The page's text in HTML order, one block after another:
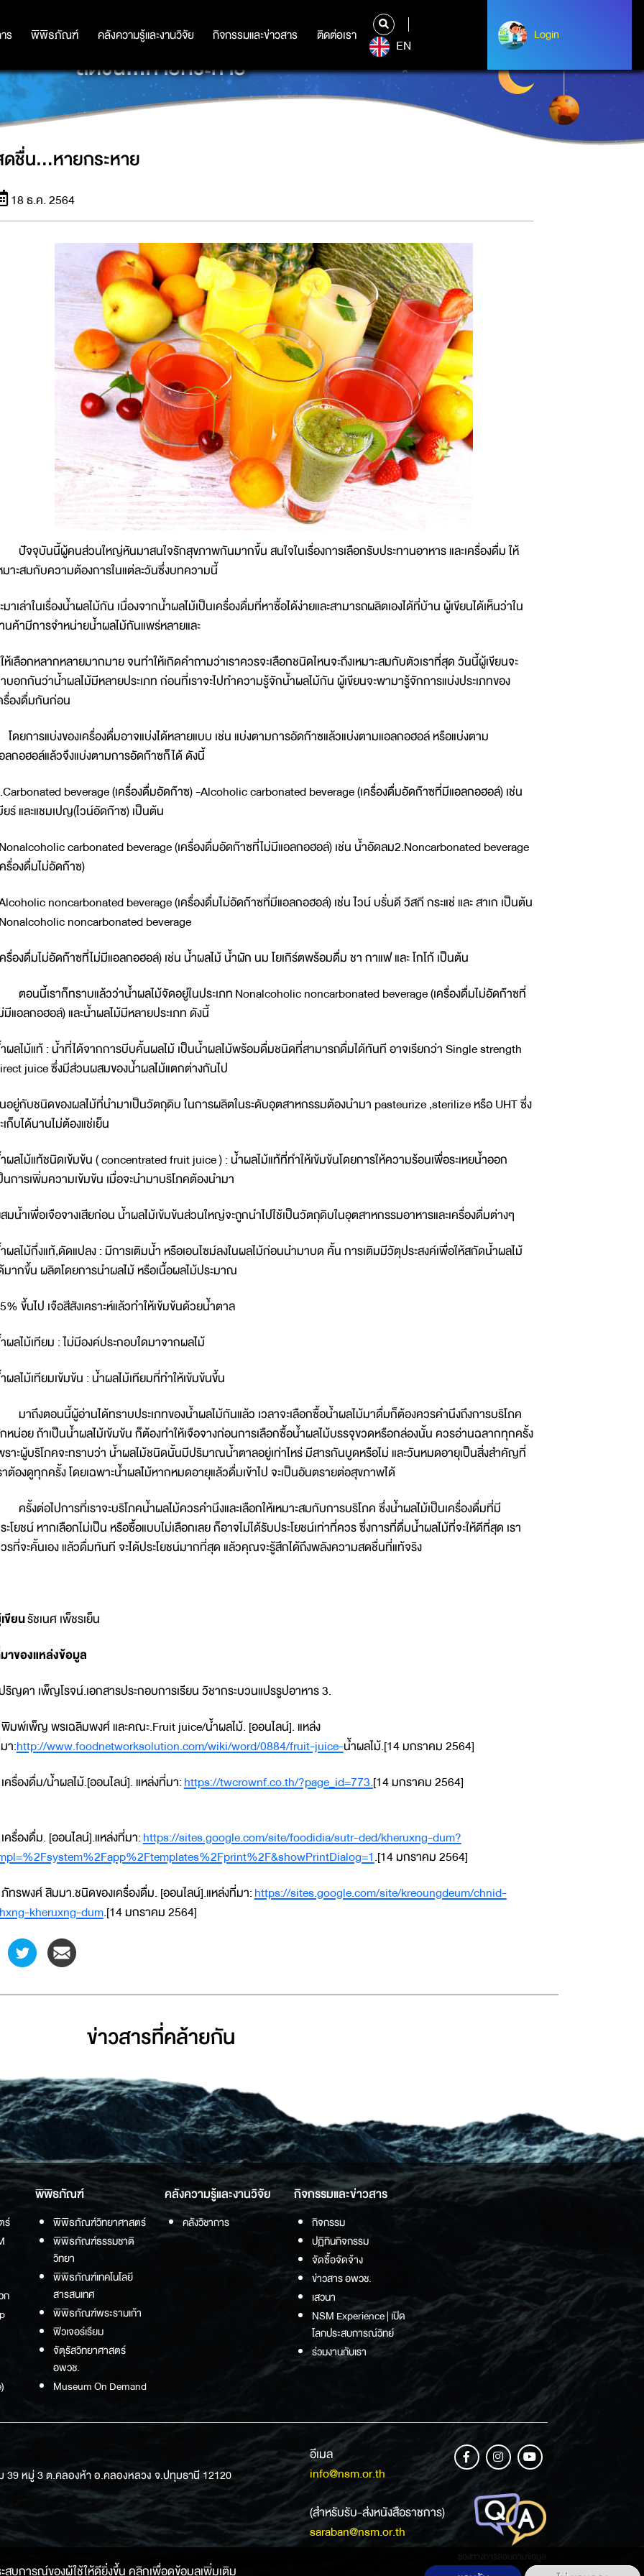
ร พิพิธภัณฑ์ คลังความรู้และงานวิจัย กิจกรรมและข่าวสาร ติดต่อเรา
ร พิพิธภัณฑ์ คลังความรู้และงานวิจัย กิจกรรมและข่าวสาร ติดต่อเรา
EN
Login
Login
สดชื่น...หายกระหาย
ชื่น...หายกระหาย
18 ธ.ค. 2564
ปัจจุบันนี้ผู้คนส่วนใหญ่หันมาสนใจรักสุขภาพกันมากขึ้น สนใจในเรื่องการเลือกรับประทานอาหาร และเครื่องดื่ม ให้
มาะสมกับความต้องการในแต่ละวันซึ่งบทความนี้
มาเล่าในเรื่องน้ำผลไม้กัน เนื่องจากน้ำผลไม้เป็นเครื่องดื่มที่หาซื้อได้ง่ายและสามารถผลิตเองได้ที่บ้าน ผู้เขียนได้เห็นว่าใน
นค้ามีการจำหน่ายน้ำผลไม้กันแพร่หลายและ
ห้เลือกหลากหลายมากมาย จนทำให้เกิดคำถามว่าเราควรจะเลือกชนิดไหนจะถึงเหมาะสมกับตัวเราที่สุด วันนี้ผู้เขียนจะ
บอกกันว่าน้ำผลไม้มีหลายประเภท ก่อนที่เราจะไปทำความรู้จักน้ำผลไม้กัน ผู้เขียนจะพามารู้จักการแบ่งประเภทของ
รื่องดื่มกันก่อน
โดยการแบ่งของเครื่องดื่มอาจแบ่งได้หลายแบบ เช่น แบ่งตามการอัดก๊าซแล้วแบ่งตามแอลกอฮอล์ หรือแบ่งตาม
ลกอฮอล์แล้วจึงแบ่งตามการอัดก๊าซก็ได้ ดังนี้
beverage (เครื่องดื่มอัดก๊าซ) -Alcoholic carbonated beverage (เครื่องดื่มอัดก๊าซที่มีแอลกอฮอล์) เช่น
ยร์ และแชมเปญ(ไวน์อัดก๊าซ) เป็นต้น
carbonated beverage (เครื่องดื่มอัดก๊าซที่ไม่มีแอลกอฮอล์) เช่น น้ำอัดลม2.Noncarbonated beverage
รื่องดื่มไม่อัดก๊าซ)
noncarbonated beverage (เครื่องดื่มไม่อัดก๊าซที่มีแอลกอฮอล์) เช่น ไวน์ บรั่นดี วิสกี กระแช่ และ สาเก เป็นต้น
noncarbonated beverage
รื่องดื่มไม่อัดก๊าซที่ไม่มีแอลกอฮอล์) เช่น น้ำผลไม้ น้ำผัก นม โยเกิร์ตพร้อมดื่ม ชา กาแฟ และ โกโก้ เป็นต้น
ตอนนี้เราก็ทราบแล้วว่าน้ำผลไม้จัดอยู่ในประเภท Nonalcoholic noncarbonated beverage (เครื่องดื่มไม่อัดก๊าซที่
มีแอลกอฮอล์) และน้ำผลไม้มีหลายประเภท ดังนี้
ผลไม้แท้ : น้ำที่ได้จากการบีบคั้นผลไม้ เป็นน้ำผลไม้พร้อมดื่มชนิดที่สามารถดื่มได้ทันที อาจเรียกว่า Single strength
juice ซึ่งมีส่วนผสมของน้ำผลไม้แตกต่างกันไป
อยู่กับชนิดของผลไม้ที่นำมาเป็นวัตถุดิบ ในการผลิตในระดับอุตสาหกรรมต้องนำมา pasteurize ,sterilize หรือ UHT ซึ่ง
เก็บได้นานไม่ต้องแช่เย็น
ผลไม้แท้ชนิดเข้มข้น ( concentrated fruit juice ) : น้ำผลไม้แท้ที่ทำให้เข้มข้นโดยการให้ความร้อนเพื่อระเหยน้ำออก
นการเพิ่มความเข้มข้น เมื่อจะนำมาบริโภคต้องนำมา
มน้ำเพื่อเจือจางเสียก่อน น้ำผลไม้เข้มข้นส่วนใหญ่จะถูกนำไปใช้เป็นวัตถุดิบในอุตสาหกรรมอาหารและเครื่องดื่มต่างๆ
ผลไม้กึ่งแท้,ดัดแปลง : มีการเติมน้ำ หรือเอนไซม์ลงในผลไม้ก่อนนำมาบด คั้น การเติมมีวัตุประสงค์เพื่อให้สกัดน้ำผลไม้
มากขึ้น ผลิตโดยการนำผลไม้ หรือเนื้อผลไม้ประมาณ
ขึ้นไป เจือสีสังเคราะห์แล้วทำให้เข้มข้นด้วยน้ำตาล
ผลไม้เทียม : ไม่มีองค์ประกอบใดมาจากผลไม้
ผลไม้เทียมเข้มข้น : น้ำผลไม้เทียมที่ทำให้เข้มข้นขึ้น
มาถึงตอนนี้ผู้อ่านได้ทราบประเภทของน้ำผลไม้กันแล้ว เวลาจะเลือกซื้อน้ำผลไม้มาดื่มก็ต้องควรคำนึงถึงการบริโภค
หน่อย ถ้าเป็นน้ำผลไม้เข้มข้น ก็ต้องทำให้เจือจางก่อนการเลือกซื้อน้ำผลไม้บรรจุขวดหรือกล่องนั้น ควรอ่านฉลากทุกครั้ง
ราะผู้บริโภคจะทราบว่า น้ำผลไม้ชนิดนั้นมีปริมาณน้ำตาลอยู่เท่าไหร่ มีสารกันบูดหรือไม่ และวันหมดอายุเป็นสิ่งสำคัญที่
าต้องดูทุกครั้ง โดยเฉพาะน้ำผลไม้หากหมดอายุแล้วดื่มเข้าไป จะเป็นอันตรายต่อสุขภาพได้
ครั้งต่อไปการที่เราจะบริโภคน้ำผลไม้ควรคำนึงและเลือกให้เหมาะสมกับการบริโภค ซึ่งน้ำผลไม้เป็นเครื่องดื่มที่มี
ะโยชน์ หากเลือกไม่เป็น หรือซื้อแบบไม่เลือกเลย ก็อาจไม่ได้รับประโยชน์เท่าที่ควร ซึ่งการที่ดื่มน้ำผลไม้ที่จะให้ดีที่สุด เรา
รที่จะคั้นเอง แล้วดื่มทันที จะได้ประโยชน์มากที่สุด แล้วคุณจะรู้สึกได้ถึงพลังความสดชื่นที่แท้จริง
ขียนรัชเนศ เพ็ชรเย็น
าของแหล่งข้อมูล
ริญดา เพ็ญโรจน์.เอกสารประกอบการเรียน วิชากระบวนแปรรูปอาหาร 3.
มพ์เพ็ญ พรเฉลิมพงศ์ และคณะ.Fruit juice/น้ำผลไม้. [ออนไลน์]. แหล่ง
า:http://www.foodnetworksolution.com/wiki/word/0884/fruit-juice-น้ำผลไม้.[14 มกราคม 2564]
ครื่องดื่ม/น้ำผลไม้.[ออนไลน์]. แหล่งที่มา:https://twcrownf.co.th/?page_id=773.[14 มกราคม 2564]
ครื่องดื่ม. [ออนไลน์].แหล่งที่มา:https://sites.google.com/site/foodidia/sutr-ded/kheruxng-dum?
.[14 มกราคม 2564]
ทรพงศ์ สิมมา.ชนิดของเครื่องดื่ม. [ออนไลน์].แหล่งที่มา:https://sites.google.com/site/kreoungdeum/chnid-
kheruxng-dum.[14 มกราคม 2564]
ข่าวสารที่่คล้ายกัน
ร์
ก
พิพิธภัณฑ์
พิพิธภัณฑ์วิทยาศาสตร์
พิพิธภัณฑ์ธรรมชาติ
วิทยา
พิพิธภัณฑ์เทคโนโลยี
สารสนเทศ
พิพิธภัณฑ์พระรามเก้า
ฟิวเจอร์เรียม
จัตุรัสวิทยาศาสตร์
อพวช.
Museum On Demand
คลังความรู้และงานวิจัย
คลังวิชาการ
กิจกรรมและข่าวสาร
กิจกรรม
ปฏิทินกิจกรรม
จัดซื้อจัดจ้าง
ข่าวสาร อพวช.
เสวนา
NSM Experience | เปิด
โลกประสบการณ์วิทย์
ร่วมงานกับเรา
39 หมู่ 3 ต.คลองห้า อ.คลองหลวง จ.ปทุมธานี 12120
อีเมล
info@nsm.or.th
(สำหรับรับ-ส่งหนังสือราชการ)
saraban@nsm.or.th
ช่องทางการสอบถามข้อมูล
สบการณ์ของผู้ใช้ให้ดียิ่งขึ้น คลิกเพื่อดูข้อมูลเพิ่มเติม